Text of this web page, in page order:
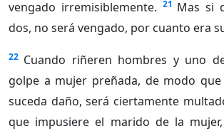
vengado irremisiblemente. 21 Mas si
dos, no será vengado, por cuanto era
22 Cuando riñeren hombres y uno
golpe a mujer preñada, de modo
suceda daño, será ciertamente
que impusiere el marido de la